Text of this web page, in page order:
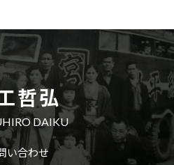
哲弘
DAIKU
い合わせ